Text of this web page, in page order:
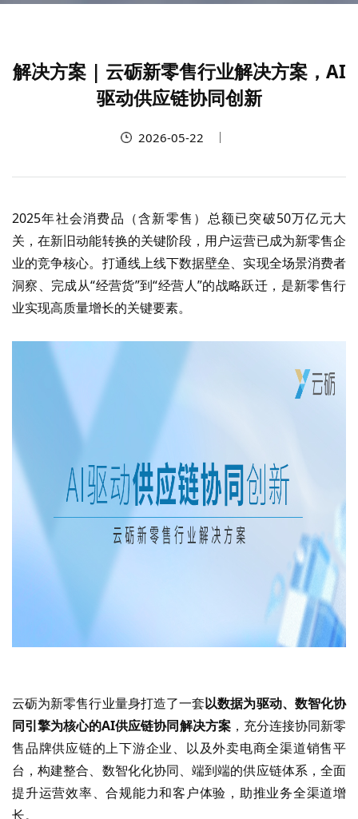
解决方案 | 云砺新零售行业解决方案，AI
驱动供应链协同创新
2026-05-22
2025年社会消费品（含新零售）总额已突破50万亿元大
关，在新旧动能转换的关键阶段，用户运营已成为新零售企
业的竞争核心。打通线上线下数据壁垒、实现全场景消费者
洞察、完成从“经营货”到“经营人”的战略跃迁，是新零售行
业实现高质量增长的关键要素。
云砺为新零售行业量身打造了一套以数据为驱动、 数智化协
同引擎为核心的AI供应链协同解决方案，充分连接协同新零
售品牌供应链的上下游企业、以及外卖电商全渠道销售平
台，构建整合、数智化化协同、端到端的供应链体系，全面
提升运营效率、合规能力和客户体验，助推业务全渠道增
长。